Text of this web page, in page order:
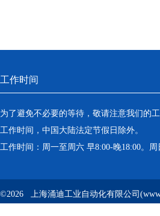
工作时间
为了避免不必要的等待，敬请注意我们的
工作时间，中国大陆法定节假日除外。
工作时间：周一至周六 早8:00-晚18:00。周
©2026 上海涌迪工业自动化有限公司